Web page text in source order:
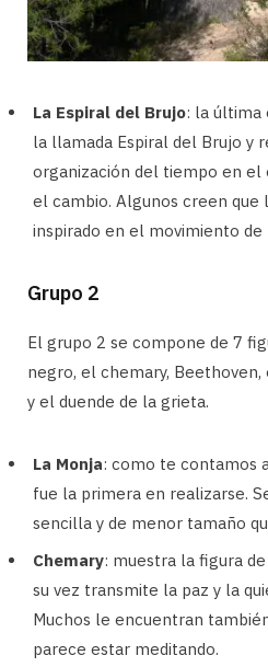
La Espiral del Brujo: la última
la llamada Espiral del Brujo y
organización del tiempo en el
el cambio. Algunos creen que
inspirado en el movimiento de
Grupo 2
El grupo 2 se compone de 7
negro, el chemary,
y el duende de la grieta.
La Monja: como te contamos
fue la primera en realizarse.
sencilla y de menor tamaño
Chemary: muestra la figura
su vez transmite la paz y la
Muchos le encuentran
parece estar meditando.